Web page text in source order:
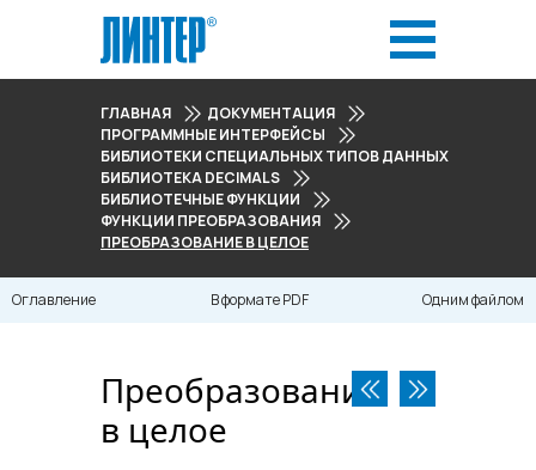
ГЛАВНАЯ
ДОКУМЕНТАЦИЯ
ПРОГРАММНЫЕ ИНТЕРФЕЙСЫ
БИБЛИОТЕКИ СПЕЦИАЛЬНЫХ ТИПОВ ДАННЫХ
БИБЛИОТЕКА DECIMALS
БИБЛИОТЕЧНЫЕ ФУНКЦИИ
ФУНКЦИИ ПРЕОБРАЗОВАНИЯ
ПРЕОБРАЗОВАНИЕ В ЦЕЛОЕ
Оглавление В формате PDF Одним файлом
Преобразование
в целое